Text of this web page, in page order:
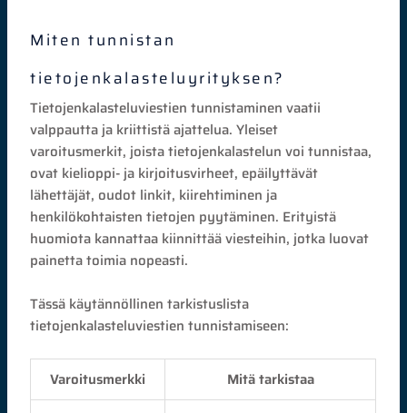
Miten tunnistan
tietojenkalasteluyrityksen?
Tietojenkalasteluviestien tunnistaminen vaatii
valppautta ja kriittistä ajattelua. Yleiset
varoitusmerkit, joista tietojenkalastelun voi tunnistaa,
ovat kielioppi- ja kirjoitusvirheet, epäilyttävät
lähettäjät, oudot linkit, kiirehtiminen ja
henkilökohtaisten tietojen pyytäminen. Erityistä
huomiota kannattaa kiinnittää viesteihin, jotka luovat
painetta toimia nopeasti.
Tässä käytännöllinen tarkistuslista
tietojenkalasteluviestien tunnistamiseen:
Varoitusmerkki Mitä tarkistaa